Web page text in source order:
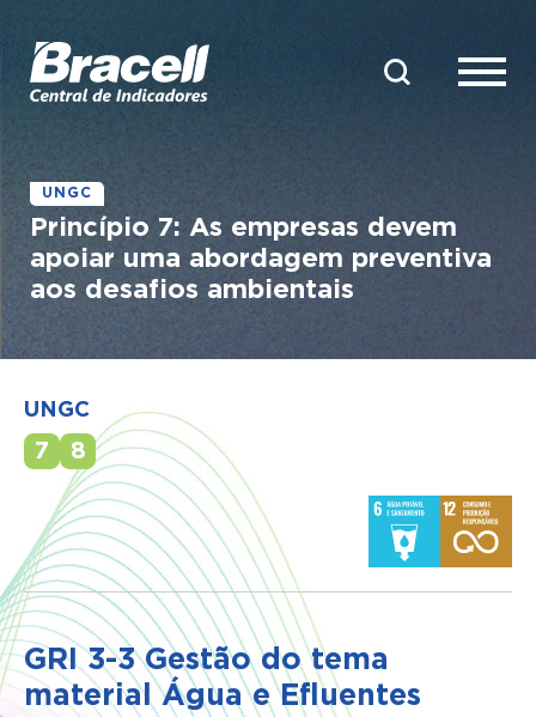
UNGC
Princípio 7: As empresas devem
apoiar uma abordagem preventiva
aos desafios ambientais
UNGC
7 8
GRI 3-3 Gestão do tema
material Água e Efluentes